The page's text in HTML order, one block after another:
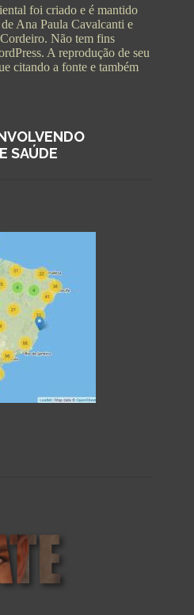
foi criado e é mantido
Ana Paula Cavalcanti e
Não tem fins
A reprodução de seu
citando a fonte e também
SAÚDE